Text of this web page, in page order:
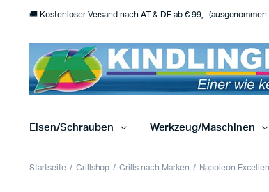
🚚 Kostenloser Versand nach AT & DE ab € 99,-
Eisen/Schrauben Werkzeug/Maschinen
Startseite Grillshop Grills nach Marken Napoleon